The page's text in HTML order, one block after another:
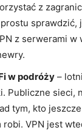
z
sprawdzić,
z serwerami w
w podróży –
Publiczne sieci,
tym, kto
robi. VPN jest